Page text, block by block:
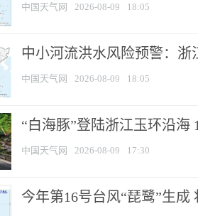
中国天气网 2026-08-09 18:05
中小河流洪水风险预警：
中国天气网 2026-08-09 18:05
“白海豚”登陆浙江玉环沿海
中国天气网 2026-08-09 17:30
今年第16号台风“琵鹭”生